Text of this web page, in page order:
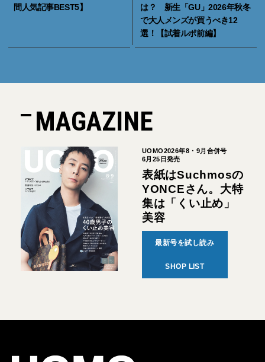
間人気記事BEST5】
は？ 新生「GU」2026年秋冬
で大人メンズが買うべき12
選！【試着ルポ前編】
MAGAZINE
UOMO2026年8・9月合併号
6月25日発売
表紙はSuchmosの
YONCEさん。大特
集は「くい止め」
美容
最新号を試し読み
SHOP LIST